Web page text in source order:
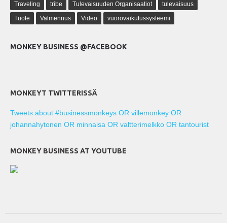
Traveling
tribe Tulevaisuuden Organisaatiot
tulevaisuus
Tuote
Valmennus Video vuorovaikutussysteemi
MONKEY BUSINESS @FACEBOOK
MONKEYT TWITTERISSÄ
Tweets about #businessmonkeys OR villemonkey OR
johannahytonen OR minnaisa OR valtterimelkko OR tantourist
MONKEY BUSINESS AT YOUTUBE